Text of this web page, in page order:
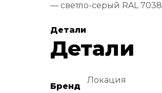
— светло-серый RAL 7038
Детали
Детали
Бренд
Локация